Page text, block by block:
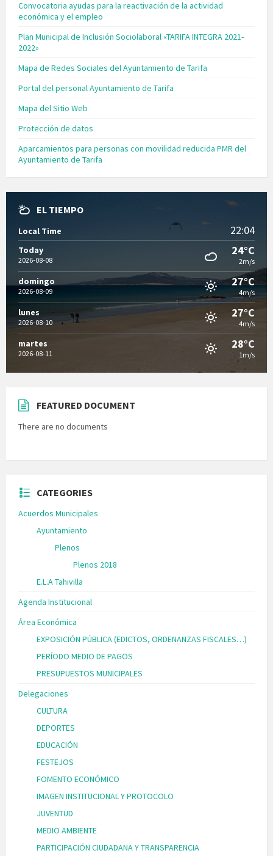
Convocatoria ayudas para la reactivación de la actividad
económica y el empleo
Plan Municipal de Inclusión Sociolaboral «TARIFA INTEGRA 2021-
2022»
Mapa de Redes Sociales del Ayuntamiento de Tarifa
Portal del personal Ayuntamiento de Tarifa
Mapa del Sitio Web
Protección de datos
Aparcamientos para personas con movilidad reducida PMR del
Ayuntamiento de Tarifa
EL TIEMPO
Local Time 22:04
Today
2026-08-08
24°C
2m/s
domingo
2026-08-09
27°C
4m/s
lunes
2026-08-10
27°C
4m/s
martes
2026-08-11
28°C
1m/s
FEATURED DOCUMENT
There are no documents
CATEGORIES
Acuerdos Municipales
Ayuntamiento
Plenos
Plenos 2018
E.L.A Tahivilla
Agenda Institucional
Área Económica
EXPOSICIÓN PÚBLICA (EDICTOS, ORDENANZAS FISCALES…)
PERÍODO MEDIO DE PAGOS
PRESUPUESTOS MUNICIPALES
Delegaciones
CULTURA
DEPORTES
EDUCACIÓN
FESTEJOS
FOMENTO ECONÓMICO
IMAGEN INSTITUCIONAL Y PROTOCOLO
JUVENTUD
MEDIO AMBIENTE
PARTICIPACIÓN CIUDADANA Y TRANSPARENCIA